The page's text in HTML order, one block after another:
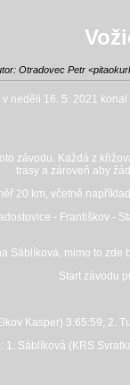
Otradovec Petr <
neděli 16. 5. 2021
závodu. Každá z
trasy a zároveň aby
20 km, včetně
- Františkov -
mimo to
Start závodu
Kasper) 3:65:59; 2.
1. Sáblíková (KRS